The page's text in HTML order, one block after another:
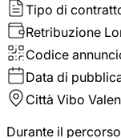
Tipo di
Retribuzione
Codice
Data di
Città Vibo
Durante il